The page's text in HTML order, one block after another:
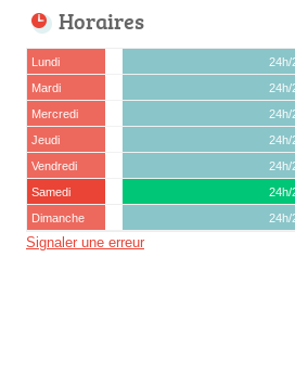
Horaires
Lundi
24h/
Mardi
24h/
Mercredi
24h/
Jeudi
24h/
Vendredi
24h/
Samedi
24h/
Dimanche
24h/
Signaler une erreur